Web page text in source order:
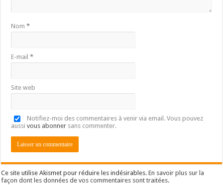
Nom*
E-mail*
Site web
Notifiez-moi des commentaires à venir via email. Vous pouvez
aussivous abonner sans commenter.
Ce site utilise Akismet pour réduire les indésirables.En savoir plus sur la
façon dont les données de vos commentaires sont traitées.